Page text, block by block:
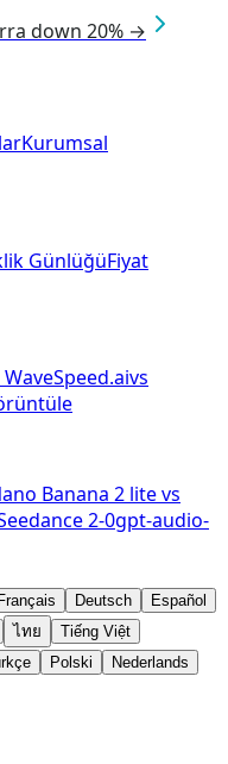
down 20% →
Kurumsal
GünlüğüFiyat
WaveSpeed.aivs
Banana 2 litevs
2-0gpt-audio-
Français Deutsch
Español
ไทย
Tiếng Việt
Polski
Nederlands